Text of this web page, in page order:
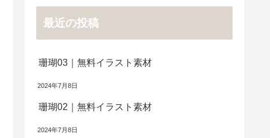
最近の投稿
珊瑚03｜無料イラスト素材
2024年7月8日
珊瑚02｜無料イラスト素材
2024年7月8日